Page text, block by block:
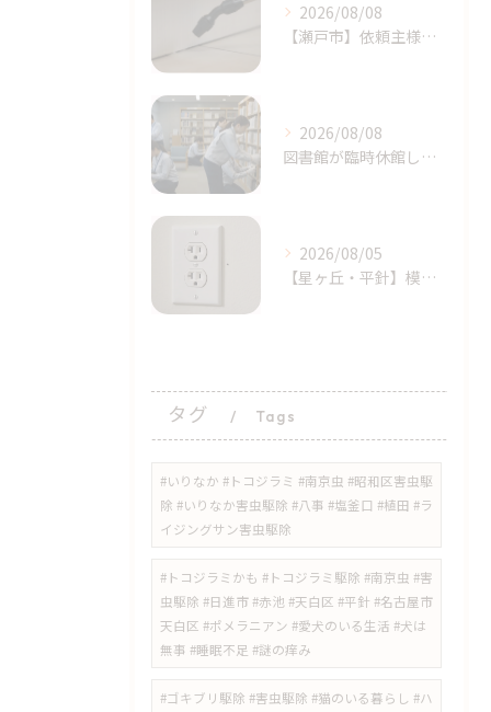
2026/08/08
​【瀬戸市】依頼主様の完璧に近い初期対応！シバンムシ駆除の「プロによる追加施工」｜天白区ライジング・サン
2026/08/08
図書館が臨時休館したトコジラミ問題とは？家庭でも注意｜天白区塩釜口
2026/08/05
【星ヶ丘・平針】模様替えで気付いた…コンセントの「消えない黒い点」｜トコジラミのサインかもしれません
タグ Tags
#いりなか #トコジラミ #南京虫 #昭和区害虫駆
除 #いりなか害虫駆除 #八事 #塩釜口 #植田 #ラ
イジングサン害虫駆除
​#トコジラミかも #トコジラミ駆除 #南京虫 #害
虫駆除 #日進市 #赤池 #天白区 #平針 #名古屋市
天白区 #ポメラニアン #愛犬のいる生活 #犬は
無事 #睡眠不足 #謎の痒み
​#ゴキブリ駆除 #害虫駆除 #猫のいる暮らし #ハ